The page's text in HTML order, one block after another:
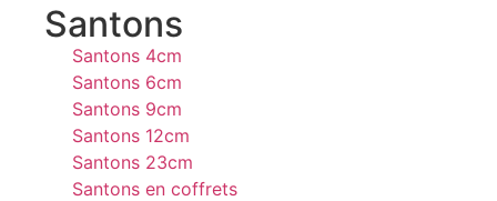
Santons
Santons 4cm
Santons 6cm
Santons 9cm
Santons 12cm
Santons 23cm
Santons en coffrets